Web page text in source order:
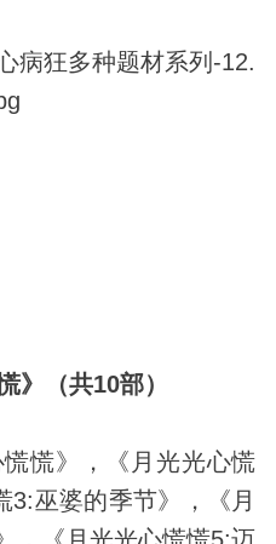
》（共10部）
慌》，《月光光心慌
巫婆的季节》，《月